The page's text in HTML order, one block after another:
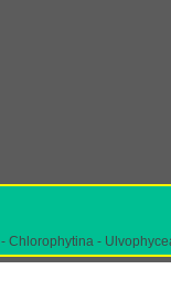
- Chlorophytina -